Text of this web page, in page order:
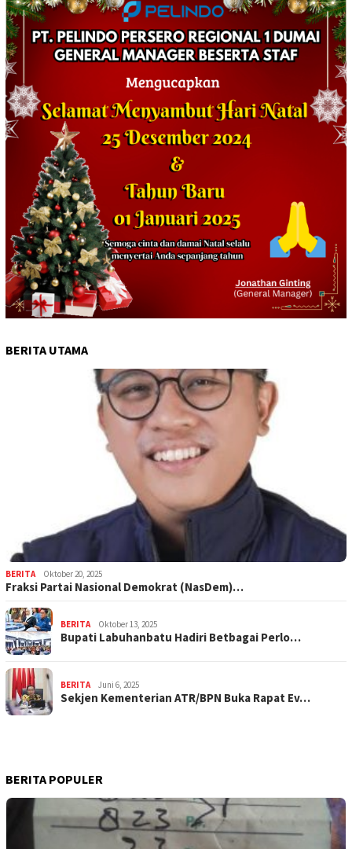
BERITA UTAMA
BERITA Oktober 20, 2025
Fraksi Partai Nasional Demokrat (NasDem)…
BERITA Oktober 13, 2025
Bupati Labuhanbatu Hadiri Betbagai Perlo…
BERITA Juni 6, 2025
Sekjen Kementerian ATR/BPN Buka Rapat Ev…
BERITA POPULER